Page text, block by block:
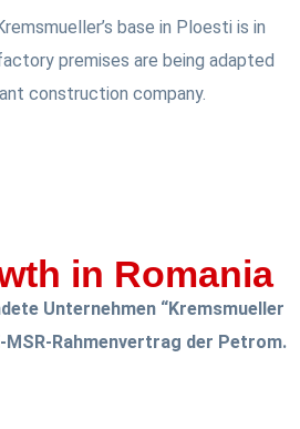
base in Ploesti is in
premises are being adapted
construction company.
in Romania
Unternehmen “Kremsmueller
MSR-Rahmenvertrag der Petrom.